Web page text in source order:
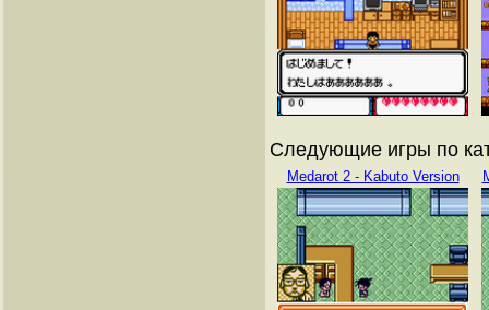
Следующие игры по
Medarot 2 - Kabuto Version